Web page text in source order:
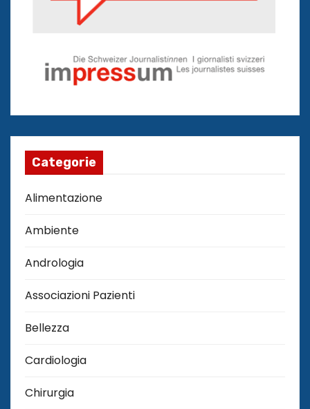
Categorie
Alimentazione
Ambiente
Andrologia
Associazioni Pazienti
Bellezza
Cardiologia
Chirurgia